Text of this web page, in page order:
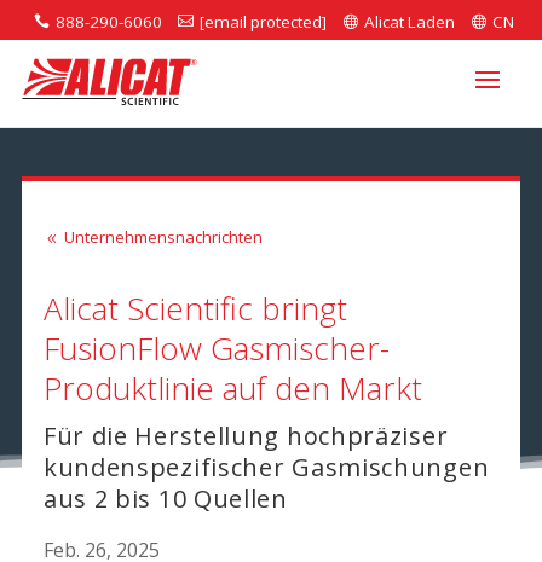
 888-290-6060  [email protected]  Alicat Laden  CN
8 Unternehmensnachrichten
Alicat Scientific bringt
FusionFlow Gasmischer-
Produktlinie auf den Markt
Für die Herstellung hochpräziser
kundenspezifischer Gasmischungen
aus 2 bis 10 Quellen
Feb. 26, 2025